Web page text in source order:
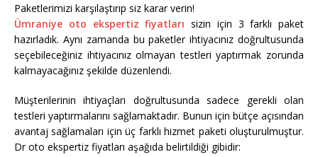
Paketlerimizi karşılaştırıp siz karar verin!
Ümraniye oto ekspertiz fiyatları sizin için 3 farklı paket
hazırladık. Aynı zamanda bu paketler ihtiyacınız doğrultusunda
seçebileceğiniz ihtiyacınız olmayan testleri yaptırmak zorunda
kalmayacağınız şekilde düzenlendi.
Müşterilerinin ihtiyaçları doğrultusunda sadece gerekli olan
testleri yaptırmalarını sağlamaktadır. Bunun için bütçe açısından
avantaj sağlamaları için üç farklı hizmet paketi oluşturulmuştur.
Dr oto ekspertiz fiyatları aşağıda belirtildiği gibidir: